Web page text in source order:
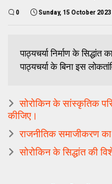
0 Sunday, 15 October 2023
पाठ्यचर्या निर्माण के सिद्धांत
पाठ्यचर्या के बिना इस
सोरोकिन के सांस्कृतिक
कीजिए।
राजनीतिक समाजीकरण का
सोरोकिन के सिद्धांत की